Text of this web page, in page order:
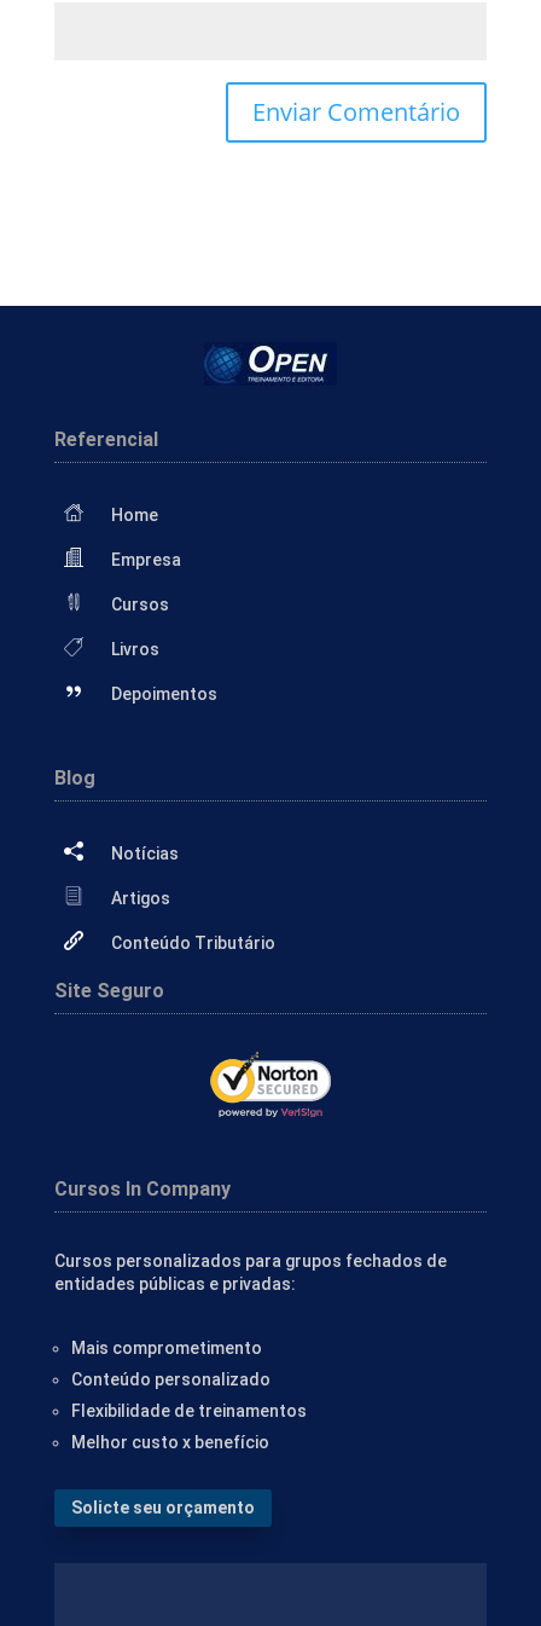
Referencial
Home
Empresa
Cursos
Livros
Depoimentos
Blog
Notícias
Artigos
Conteúdo Tributário
Site Seguro
Cursos In Company
Cursos personalizados para grupos fechados de
entidades públicas e privadas:
Mais comprometimento
Conteúdo personalizado
Flexibilidade de treinamentos
Melhor custo x benefício
Solicte seu orçamento